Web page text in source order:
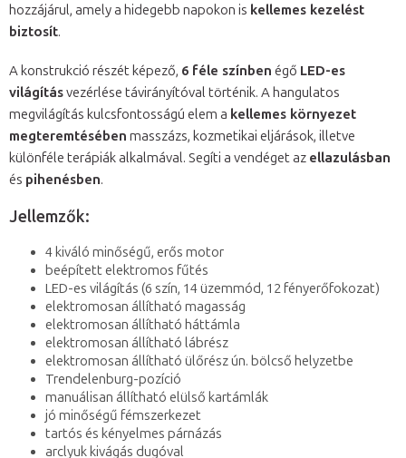
hozzájárul, amely a hidegebb napokon is kellemes kezelést
biztosít.
A konstrukció részét képező, 6 féle színben égő LED-es
világításvezérlése távirányítóval történik. A hangulatos
megvilágítás kulcsfontosságú elem a kellemes környezet
megteremtésében masszázs, kozmetikai eljárások, illetve
különféle terápiák alkalmával. Segíti a vendéget az ellazulásban
és pihenésben.
Jellemzők:
4 kiváló minőségű, erős motor
beépített elektromos fűtés
LED-es világítás (6 szín, 14 üzemmód, 12 fényerőfokozat)
elektromosan állítható magasság
elektromosan állítható háttámla
elektromosan állítható lábrész
elektromosan állítható ülőrész ún. bölcső helyzetbe
Trendelenburg-pozíció
manuálisan állítható elülső kartámlák
jó minőségű fémszerkezet
tartós és kényelmes párnázás
arclyuk kivágás dugóval